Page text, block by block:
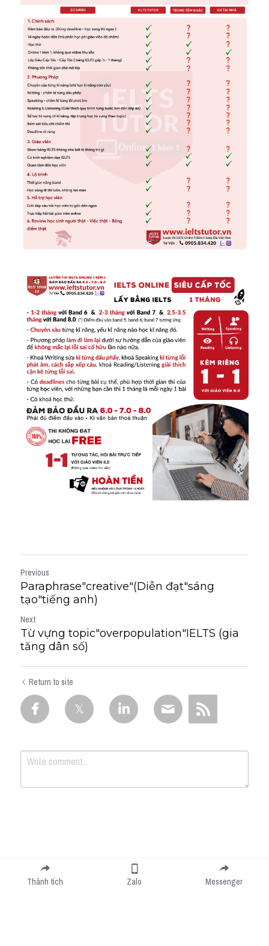
Previous
Paraphrase"creative"(Diễn đạt"sáng
tạo"tiếng anh)
Next
Từ vựng topic"overpopulation"IELTS (gia
tăng dân số)
Return to site
Submit
Thành tích Zalo Messenger